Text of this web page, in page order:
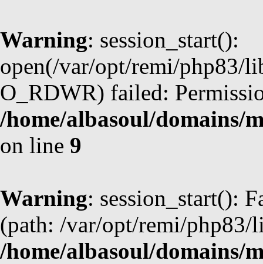
Warning: session_start():
open(/var/opt/remi/php83/
O_RDWR) failed:
/home/albasoul/domains/
on line 9
Warning: session_start():
(path: /var/opt/remi/php83/
/home/albasoul/domains/